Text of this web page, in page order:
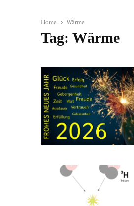
Home Wärme
Tag: Wärme